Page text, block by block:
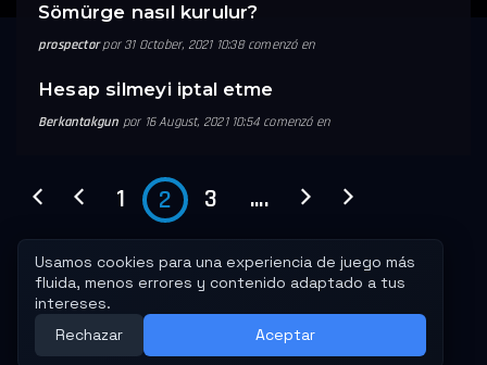
Sömürge nasıl kurulur?
prospectorpor 31 October, 2021 10:38 comenzó en
Hesap silmeyi iptal etme
Berkantakgun por 16 August, 2021 10:54 comenzó en
1 2 3 ....